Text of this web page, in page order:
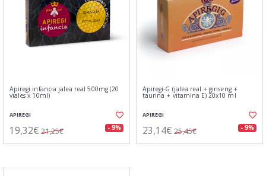
Apiregi infancia jalea real 500mg (20
viales x 10ml)
APIREGI
19,32€ 21,25€ - 9%
Apiregi-G (jalea real + ginseng +
taurina + vitamina E) 20x10 ml
APIREGI
23,14€ 25,45€ - 9%